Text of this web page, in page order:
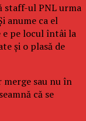
staff-ul PNL urma
anume ca el
pe locul întâi la
și o plasă de
merge sau nu în
că se